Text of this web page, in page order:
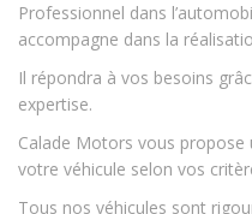
Professionnel dans
accompagne dans la
Il répondra à vos besoins
expertise.
Calade Motors vous propose
votre véhicule selon vos
Tous nos véhicules sont